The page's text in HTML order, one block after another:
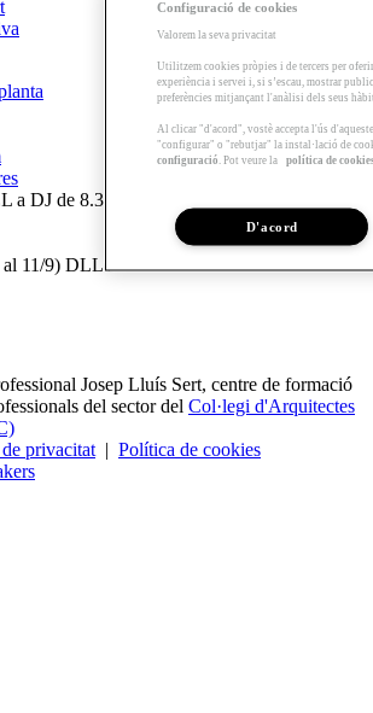
a DJ de 8.30 a 16.30 h / DV de 8.30 a 14 h.
al 11/9) DLL a DV de 8.30 a 14 h.
Josep Lluís Sert, centre de formació
del sector del Col·legi d'Arquitectes
privacitat | Política de cookies
Configuració de cookies
Valorem la seva privacitat
Utilitzem cookies pròpies i de tercers per
experiència i servei i, si s’escau, mostrar
preferències mitjançant l'anàlisi dels seus
Al clicar "d'acord", vostè accepta l'ús
"configurar" o "rebutjar" la instal·lació de
configuració . Pot veure la política de
D'acord